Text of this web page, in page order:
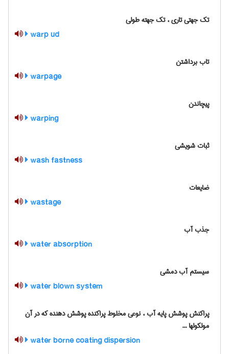
تک جهتی تاری ، تک جهته طولی
warp ud
تاب برداشتن
warpage
پیچاندن
warping
ثبات شویشی
wash fastness
ضایعات
wastage
جذب آب
water absorption
سیستم آب دمشی
water blown system
پراکنش پوشش پایه آب ، نوعی مخلوط پراکنده پوشش دهنده که در آن
مولکولها ...
water borne coating dispersion